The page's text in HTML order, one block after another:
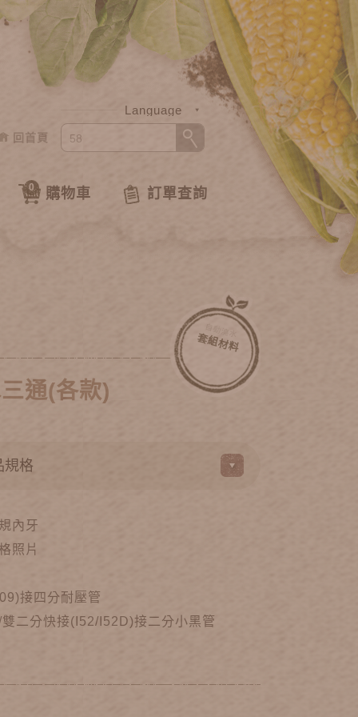
購物車
0 訂單查詢
回首頁
Language
自動澆水
套組材料
通(各款)
內牙
照片
接四分耐壓管
二分快接(I52/I52D)接二分小黑管